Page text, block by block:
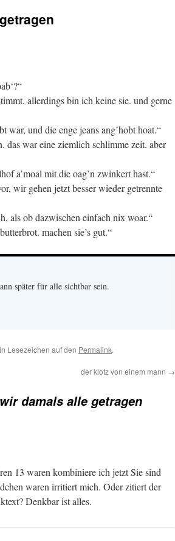
allerdings bin ich keine sie. und gerne
war, und die enge jeans ang’hobt hoat.“
das war eine ziemlich schlimme zeit. aber
a’moal mit die oag’n zwinkert hast.“
wir gehen jetzt besser wieder getrennte
als ob dazwischen einfach nix woar.“
machen sie’s gut.“
später für alle sichtbar sein.
Lesezeichen auf den Permalink.
der klotz von einem mann →
damals alle getragen
13 waren kombiniere ich jetzt Sie sind
waren irritiert mich. Oder zitiert der
Denkbar ist alles.